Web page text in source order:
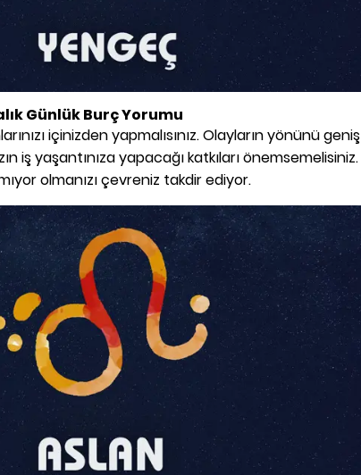
Günlük Burç Yorumu
içinizden yapmalısınız. Olayların yönünü geniş
iş yaşantınıza yapacağı katkıları önemsemelisiniz.
olmanızı çevreniz takdir ediyor.